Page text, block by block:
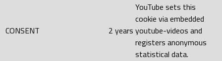
CONSENT 2 years
YouTube sets this
cookie via embedded
youtube-videos and
registers anonymous
statistical data.